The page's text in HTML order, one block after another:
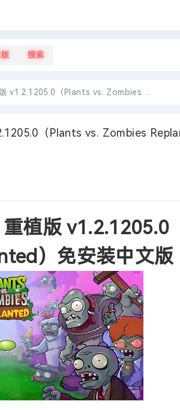
搜索
v1.2.1205.0（Plants vs. Zombies ...
（Plants vs. Zombies
植版 v1.2.1205.0
）免安装中文版